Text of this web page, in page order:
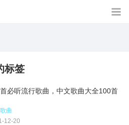
标签
必听流行歌曲，中文歌曲大全100首
曲
12-20